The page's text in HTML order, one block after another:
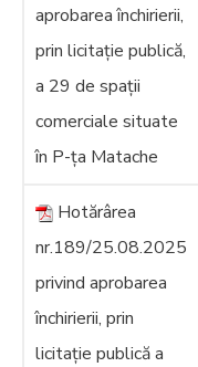
aprobarea închirierii,
prin licitație publică,
a 29 de spații
comerciale situate
în P-ța Matache
Hotărârea
nr.189/25.08.2025
privind aprobarea
închirierii, prin
licitație publică a